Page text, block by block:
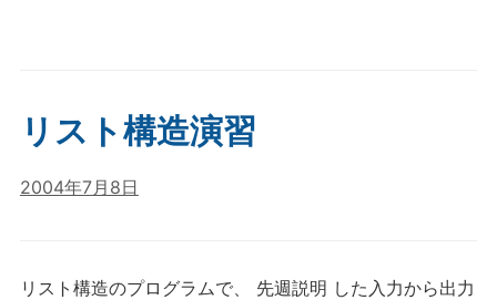
リスト構造演習
2004年7月8日
リスト構造のプログラムで、 先週説明 した入力から出力